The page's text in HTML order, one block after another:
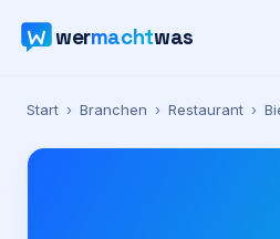
wermachtwas
Verzeichnis
Karte
Start › Branchen › Restaurant ›